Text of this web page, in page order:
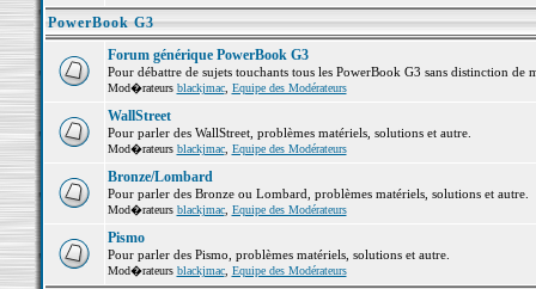
PowerBook G3
Forum générique PowerBook G3
Pour débattre de sujets touchants tous les PowerBook G3 sans distinction de
Mod�rateurs blackjmac, Equipe des Modérateurs
WallStreet
Pour parler des WallStreet, problèmes matériels, solutions et autre.
Mod�rateurs blackjmac, Equipe des Modérateurs
Bronze/Lombard
Pour parler des Bronze ou Lombard, problèmes matériels, solutions et autre.
Mod�rateurs blackjmac, Equipe des Modérateurs
Pismo
Pour parler des Pismo, problèmes matériels, solutions et autre.
Mod�rateurs blackjmac, Equipe des Modérateurs